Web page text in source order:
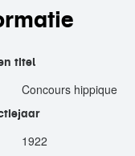
titel
Concours hippique
1922